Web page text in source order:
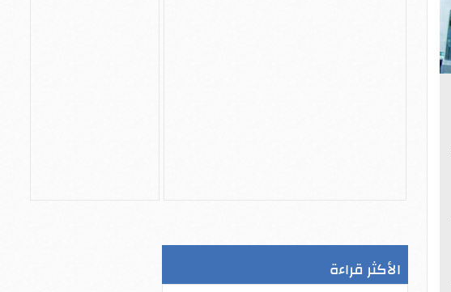
الأكثر قراءة